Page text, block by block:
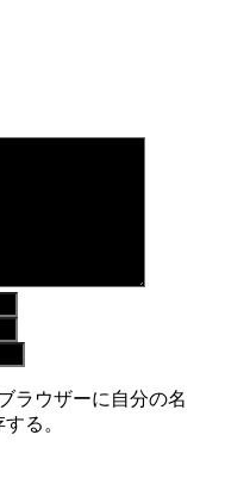
ラウザーに自分の名
る。